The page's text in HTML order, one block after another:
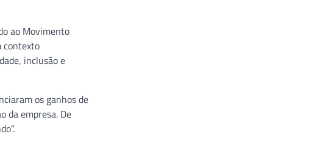
ao Movimento
contexto
inclusão e
os ganhos de
da empresa. De